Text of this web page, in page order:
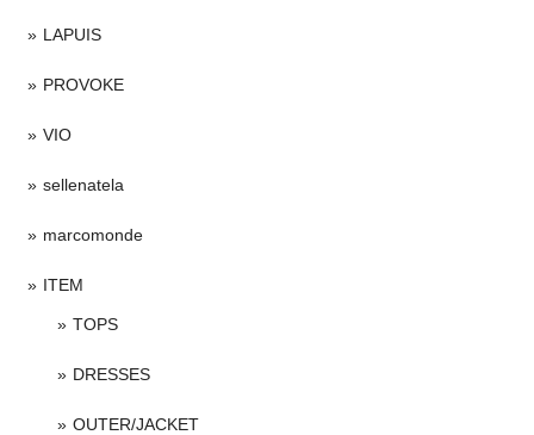
LAPUIS
PROVOKE
VIO
sellenatela
marcomonde
ITEM
TOPS
DRESSES
OUTER/JACKET